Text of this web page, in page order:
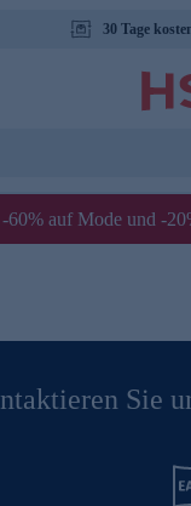
30 Tage
60% auf Mode und -
Sie